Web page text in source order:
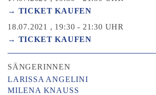
→ TICKET KAUFEN
18.07.2021 , 19:30 - 21:30 UHR
→ TICKET KAUFEN
SÄNGERINNEN
LARISSA ANGELINI
MILENA KNAUSS